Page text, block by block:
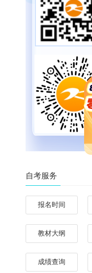
自考服务
报名时间
教材大纲
成绩查询